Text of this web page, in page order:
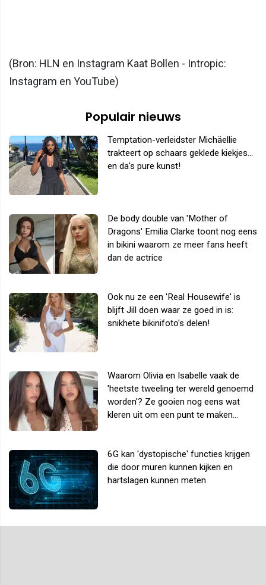
(Bron: HLN en Instagram Kaat Bollen - Intropic:
Instagram en YouTube)
Populair nieuws
Temptation-verleidster Michäellie
trakteert op schaars geklede kiekjes...
en da's pure kunst!
De body double van 'Mother of
Dragons' Emilia Clarke toont nog eens
in bikini waarom ze meer fans heeft
dan de actrice
Ook nu ze een 'Real Housewife' is
blijft Jill doen waar ze goed in is:
snikhete bikinifoto's delen!
Waarom Olivia en Isabelle vaak de
'heetste tweeling ter wereld genoemd
worden'? Ze gooien nog eens wat
kleren uit om een punt te maken...
6G kan 'dystopische' functies krijgen
die door muren kunnen kijken en
hartslagen kunnen meten